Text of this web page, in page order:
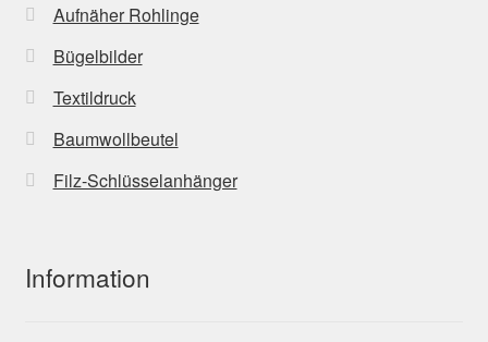
Aufnäher Rohlinge
Bügelbilder
Textildruck
Baumwollbeutel
Filz-Schlüsselanhänger
Information